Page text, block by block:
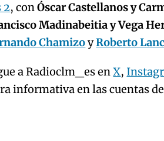
2, conÓscar Castellanos y
Madinabeitia y Vega
ChamizoyRoberto
a Radioclm_es enX,
informativa en las cuentas